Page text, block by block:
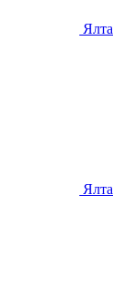
Ялта
Ялта